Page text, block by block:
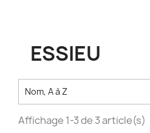
ESSIEU
Nom, A à Z
Affichage 1-3 de 3 article(s)